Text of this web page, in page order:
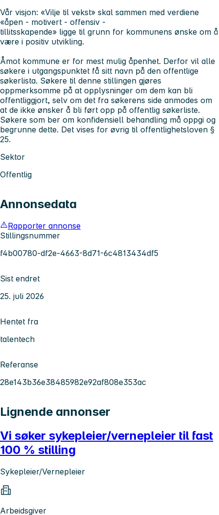
Vår visjon: «Vilje til vekst» skal sammen med verdiene
«åpen - motivert - offensiv -
tillitsskapende» ligge til grunn for kommunens ønske om å
være i positiv utvikling.
Åmot kommune er for mest mulig åpenhet. Derfor vil alle
søkere i utgangspunktet få sitt navn på den offentlige
søkerlista. Søkere til denne stillingen gjøres
oppmerksomme på at opplysninger om dem kan bli
offentliggjort, selv om det fra søkerens side anmodes om
at de ikke ønsker å bli ført opp på offentlig søkerliste.
Søkere som ber om konfidensiell behandling må oppgi og
begrunne dette. Det vises for øvrig til offentlighetsloven §
25.
Sektor
Offentlig
Annonsedata
Rapporter annonse
Stillingsnummer
f4b00780-df2e-4663-8d71-6c4813434df5
Sist endret
25. juli 2026
Hentet fra
talentech
Referanse
28e143b36e38485982e92af808e353ac
Lignende annonser
Vi søker sykepleier/vernepleier til fast
100 % stilling
Sykepleier/Vernepleier
Arbeidsgiver